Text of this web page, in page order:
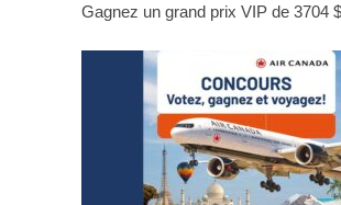
Gagnez un grand prix VIP de 3704 $